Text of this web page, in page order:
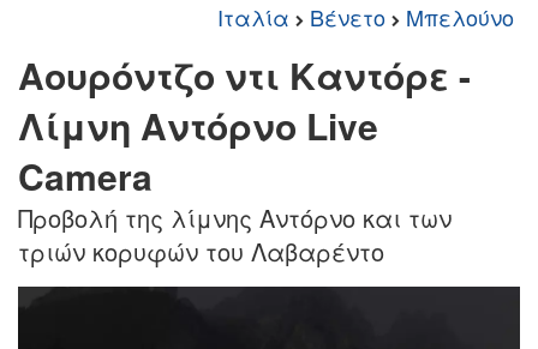
Ιταλία Βένετο Μπελούνο
Αουρόντζο ντι Καντόρε -
Λίμνη Αντόρνο Live
Camera
Προβολή της λίμνης Αντόρνο και των
τριών κορυφών του Λαβαρέντο